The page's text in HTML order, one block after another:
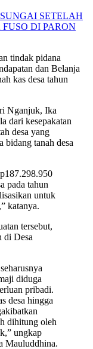
SETELAH
DI PARON
tindak pidana
dan Belanja
kas desa tahun
Nganjuk, Ika
dari kesepakatan
desa yang
bidang tanah desa
pada tahun
untuk
katanya.
tersebut,
di Desa
diduga
pribadi.
desa hingga
dihitung oleh
ungkap
Mauluddhina.